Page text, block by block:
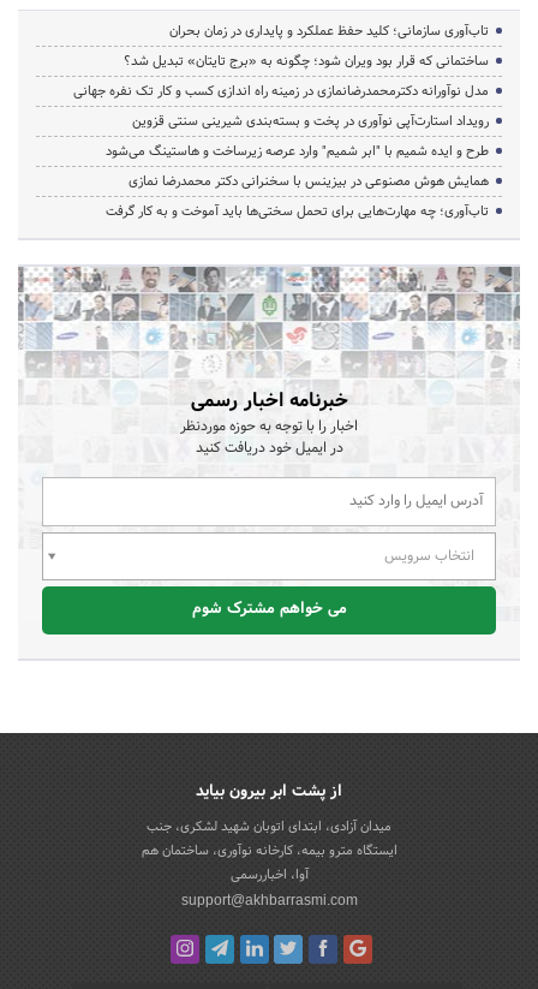
تاب‌آوری سازمانی؛ کلید حفظ عملکرد و پایداری در زمان بحران
ساختمانی که قرار بود ویران شود؛ چگونه به «برج تایتان» تبدیل شد؟
مدل نوآورانه دکترمحمدرضانمازی در زمینه راه اندازی کسب و کار تک نفره جهانی
رویداد استارت‌آپی نوآوری در پخت و بسته‌بندی شیرینی سنتی قزوین
طرح و ایده شمیم با "ابر شمیم" وارد عرصه زیرساخت و هاستینگ می‌شود
همایش هوش مصنوعی در بیزینس با سخنرانی دکتر محمدرضا نمازی
تاب‌آوری؛ چه مهارت‌هایی برای تحمل سختی‌ها باید آموخت و به کار گرفت
خبرنامه اخبار رسمی
اخبار را با توجه به حوزه موردنظر
در ایمیل خود دریافت کنید
انتخاب سرویس
می خواهم مشترک شوم
از پشت ابر بیرون بیاید
میدان آزادی، ابتدای اتوبان شهید لشکری، جنب
ایستگاه مترو بیمه، کارخانه نوآوری، ساختمان هم
آوا، اخباررسمی
support@akhbarrasmi.com